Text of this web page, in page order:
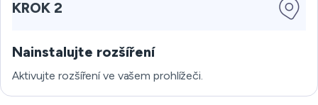
KROK 2
Nainstalujte rozšíření
Aktivujte rozšíření ve vašem prohlížeči.